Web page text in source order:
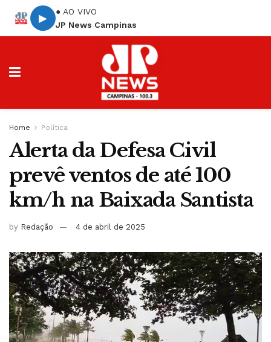
▶
● AO VIVO
JP News Campinas
Home Política
Alerta da Defesa Civil
prevê ventos de até 100
km/h na Baixada Santista
by Redação 4 de abril de 2025